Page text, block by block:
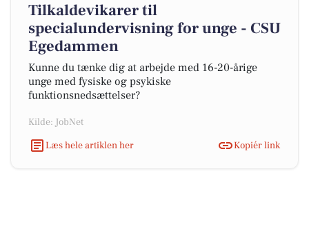
Tilkaldevikarer til
specialundervisning for unge - CSU
Egedammen
Kunne du tænke dig at arbejde med 16-20-årige
unge med fysiske og psykiske
funktionsnedsættelser?
Kilde: JobNet
Læs hele artiklen her
Kopiér link